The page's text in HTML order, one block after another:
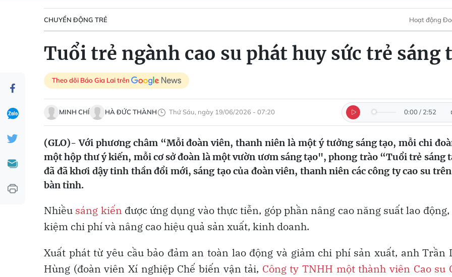
CHUYỂN ĐỘNG TRẺ Hoạt động
Tuổi trẻ ngành cao su phát huy sức trẻ sáng
Theo dõi Báo Gia Lai trên
MINH CHÍ HÀ ĐỨC THÀNH Thứ Sáu, ngày 19/06/2026 - 07:20 0:00 / 2:52
(GLO)- Với phương châm “Mỗi đoàn viên, thanh niên là một ý tưởng sáng tạo, mỗi chi
một hộp thư ý kiến, mỗi cơ sở đoàn là một vườn ươm sáng tạo", phong trào “Tuổi trẻ sáng
đã đã khơi dậy tinh thần đổi mới, sáng tạo của đoàn viên, thanh niên các công ty cao su
bàn tỉnh.
Nhiều sáng kiến được ứng dụng vào thực tiễn, góp phần nâng cao năng suất lao
kiệm chi phí và nâng cao hiệu quả sản xuất, kinh doanh.
Xuất phát từ yêu cầu bảo đảm an toàn lao động và giảm chi phí sản xuất, anh Trần
Hùng (đoàn viên Xí nghiệp Chế biến vận tải, Công ty TNHH một thành viên Cao su